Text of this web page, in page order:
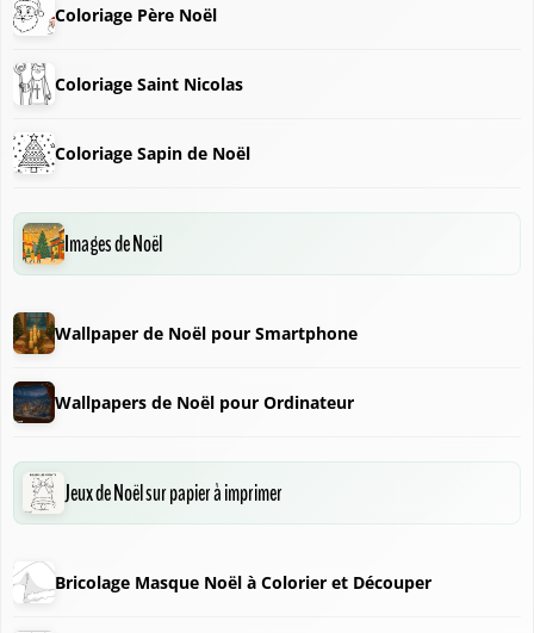
Coloriage Père Noël
Coloriage Saint Nicolas
Coloriage Sapin de Noël
Images de Noël
Wallpaper de Noël pour Smartphone
Wallpapers de Noël pour Ordinateur
Jeux de Noël sur papier à imprimer
Bricolage Masque Noël à Colorier et Découper